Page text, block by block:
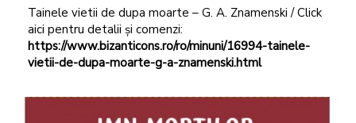
Tainele vietii de dupa moarte – G. A. Znamenski / Click
aici pentru detalii și comenzi:
https://www.bizanticons.ro/ro/minuni/16994-tainele-
vietii-de-dupa-moarte-g-a-znamenski.html